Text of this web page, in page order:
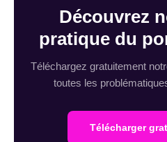
Découvrez
pratique du
Téléchargez gratuitement
toutes les
Télécharger